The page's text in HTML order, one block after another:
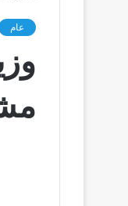
عام